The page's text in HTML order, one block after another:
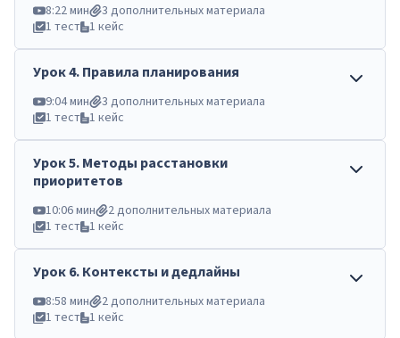
8:22 мин
3 дополнительных материала
1 тест 1 кейс
Урок4.Правила планирования
9:04 мин
3 дополнительных материала
1 тест 1 кейс
Урок5.Методы расстановки
приоритетов
10:06 мин
2 дополнительных материала
1 тест 1 кейс
Урок6.Контексты и дедлайны
8:58 мин
2 дополнительных материала
1 тест 1 кейс